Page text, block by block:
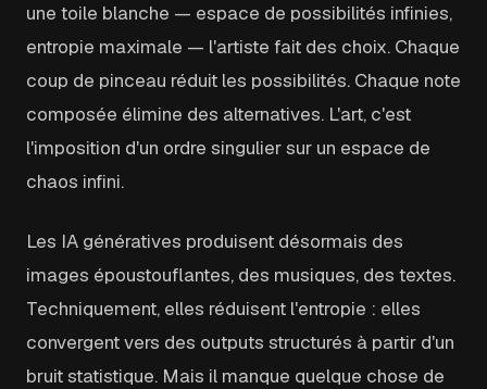
une toile blanche — espace de possibilités infinies,
entropie maximale — l'artiste fait des choix. Chaque
coup de pinceau réduit les possibilités. Chaque note
composée élimine des alternatives. L'art, c'est
l'imposition d'un ordre singulier sur un espace de
chaos infini.
Les IA génératives produisent désormais des
images époustouflantes, des musiques, des textes.
Techniquement, elles réduisent l'entropie : elles
convergent vers des outputs structurés à partir d'un
bruit statistique. Mais il manque quelque chose de